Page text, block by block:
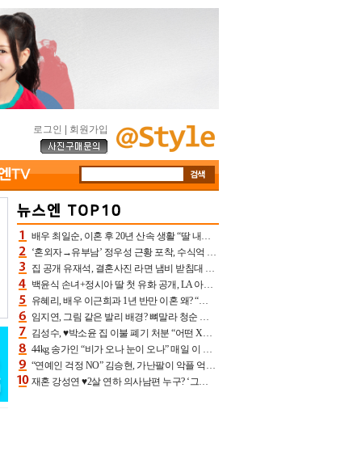
로그인 회원가입
배우 최일순, 이혼 후 20년 산속 생활 “딸 내가 버렸다고 원망‥맘 아파”(특종)[어제TV]
‘혼외자→유부남’ 정우성 근황 포착, 수식억 해킹 피해 후배 만났다 “존경하는”
집 공개 유재석, 결혼사진 라면 냄비 받침대 되고 분노‥가족사진도 피해(놀뭐)[어제TV]
백윤식 손녀+정시아 딸 첫 유화 공개, LA 아트쇼→서울국제조각페스타 작가다운 수준급 실력
유혜리, 배우 이근희과 1년 반만 이혼 왜? “식칼 꽂고 의자 던져” 충격 폭로(특종)[어제TV]
임지연, 그림 같은 발리 배경? 뼈말라 청순 비키니 핏에 상대 안 되네
김성수, ♥박소윤 집 이불 폐기 처분 “어떤 X이랑 썼을지 몰라” 질투(신랑수업2)[어제TV]
44kg 송가인 “비가 오나 눈이 오나” 매일 이 운동, 허벅지 근육량 상승+체지방 감소
“연예인 걱정 NO” 김승현, 가난팔이 악플 억울할만‥아내+딸과 日 여행
재혼 강성연 ♥2살 연하 의사남편 누구? ‘그알’ 자문의에 훈남 비주얼 초엘리트 스펙 [종합]